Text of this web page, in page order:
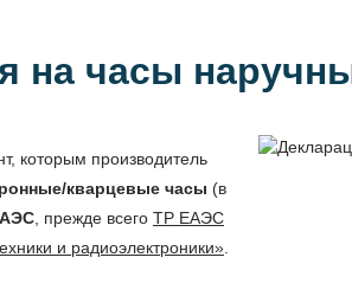
на часы
которым производитель
кварцевые часы (в
, прежде всего ТР ЕАЭС
и радиоэлектроники»